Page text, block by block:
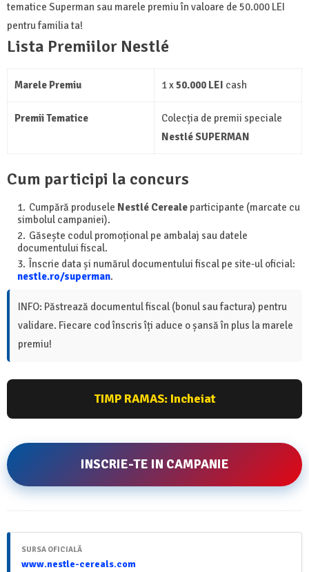
tematice Superman sau marele premiu în valoare de 50.000 LEI
pentru familia ta!
Lista Premiilor Nestlé
Marele Premiu 1 x50.000 LEI cash
Premii Tematice
Colecția de premii speciale
Nestlé SUPERMAN
Cum participi la concurs
Cumpără produsele Nestlé Cereale participante (marcate cu
simbolul campaniei).
Găsește codul promoțional pe ambalaj sau datele
documentului fiscal.
Înscrie data și numărul documentului fiscal pe site-ul oficial:
nestle.ro/superman.
INFO: Păstrează documentul fiscal (bonul sau factura) pentru
validare. Fiecare cod înscris îți aduce o șansă în plus la marele
premiu!
TIMP RAMAS: Incheiat
INSCRIE-TE IN CAMPANIE
SURSA OFICIALĂ
www.nestle-cereals.com